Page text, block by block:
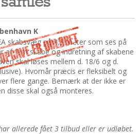
K
skabsvæg på 4,5 meter som ses på
af fem skabe og indretning af skabene
skal løses mellem d. 18/6 og d.
Hvornår præcis er fleksibelt og
flere gange. Bemærk at der ikke er
disse skal også monteres.
allerede fået 3 tilbud eller er udløbet.